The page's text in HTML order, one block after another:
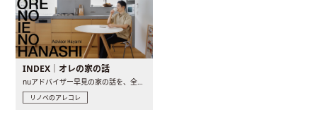
INDEX｜オレの家の話
リノベのアレコレ